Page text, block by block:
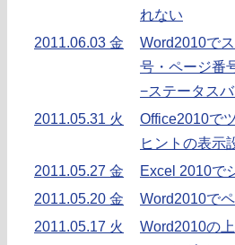
れない
2011.06.03 金
Word2010で
号・ページ番
−ステータス
2011.05.31 火
Office2010で
ヒントの表示
2011.05.27 金
Excel 2010で
2011.05.20 金
Word2010で
2011.05.17 火
Word2010の